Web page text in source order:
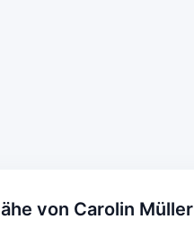
von Carolin Müller